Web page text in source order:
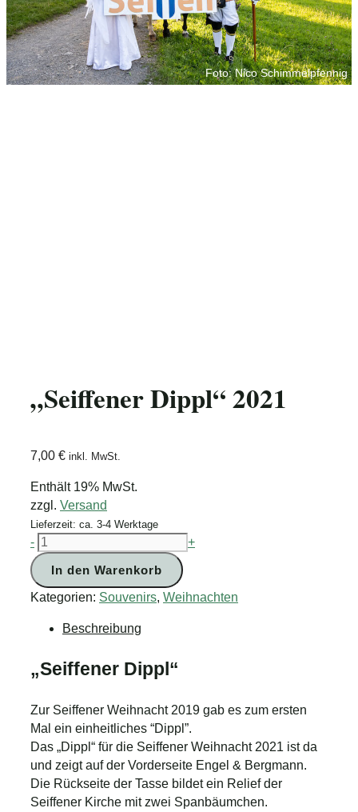
Foto: Nico Schimmelpfennig
„Seiffener Dippl“ 2021
7,00 € inkl. MwSt.
Enthält 19% MwSt.
zzgl. Versand
Lieferzeit: ca. 3-4 Werktage
- "Seiffener
Dippl"
2021
Menge
+
In den Warenkorb
Kategorien: Souvenirs, Weihnachten
Beschreibung
„Seiffener Dippl“
Zur Seiffener Weihnacht 2019 gab es zum ersten
Mal ein einheitliches “Dippl”.
Das „Dippl“ für die Seiffener Weihnacht 2021 ist da
und zeigt auf der Vorderseite Engel & Bergmann.
Die Rückseite der Tasse bildet ein Relief der
Seiffener Kirche mit zwei Spanbäumchen.